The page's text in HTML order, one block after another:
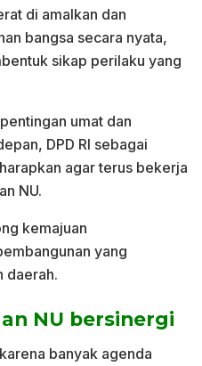
di amalkan dan
bangsa secara nyata,
sikap perilaku yang
umat dan
DPD RI sebagai
agar terus bekerja
NU.
kemajuan
yang
daerah.
NU bersinergi
banyak agenda